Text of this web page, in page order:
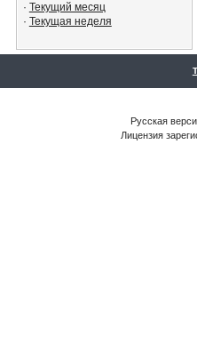
· Текущий месяц
· Текущая неделя
Русская
Лицензия